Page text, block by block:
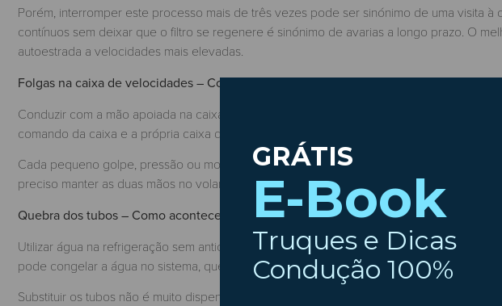
Porém, interromper este processo mais de três vezes pode ser sinónimo de uma visita à
contínuos sem deixar que o filtro se regenere é sinónimo de avarias a longo prazo. O
autoestrada a velocidades mais elevadas.
Folgas na caixa de velocidades – Como evitá-las?
Conduzir com a mão apoiada na caixa de velocidades é um hábito que pode provocar
comando da caixa e a própria caixa de velocidades, engrenagens e rolamentos.
Cada pequeno golpe, pressão ou movimento, é transmitido à caixa de velocidades
preciso manter as duas mãos no volante logo depois de cada troca de caixa.
Quebra dos tubos – Como acontece?
Utilizar água na refrigeração sem anticongelante pode provocar uma surpresa
pode congelar a água no sistema, que quebra pela parte mais débil: os tubos.
Substituir os tubos não é muito dispendioso, mas no caso de algum se romper com o